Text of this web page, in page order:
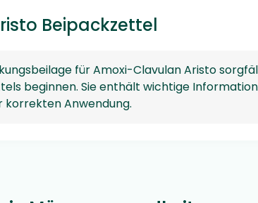
Beipackzettel
für Amoxi-Clavulan Aristo
beginnen. Sie enthält wichtige
korrekten Anwendung.